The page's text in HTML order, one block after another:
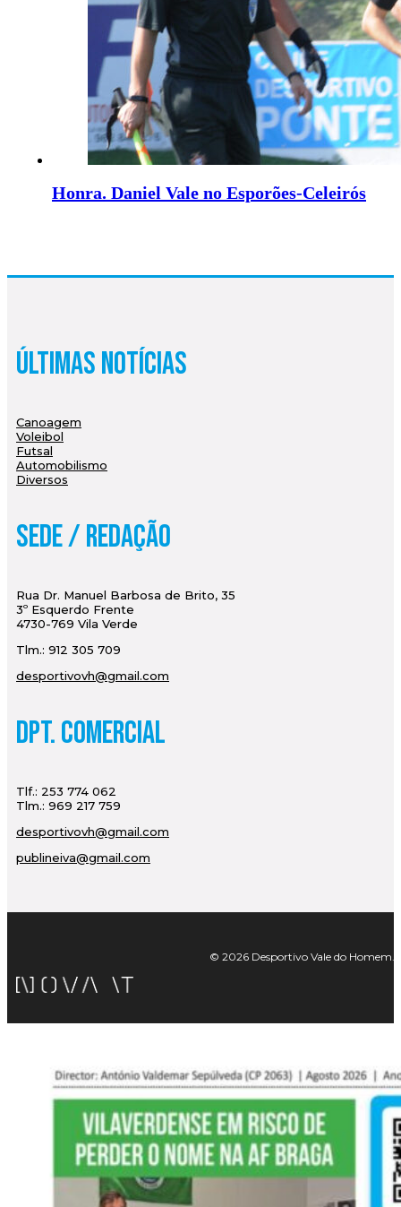
Honra. Daniel Vale no Esporões-Celeirós
Últimas Notícias
Canoagem
Voleibol
Futsal
Automobilismo
Diversos
Sede / Redação
Rua Dr. Manuel Barbosa de Brito, 35
3º Esquerdo Frente
4730-769 Vila Verde
Tlm.: 912 305 709
desportivovh@gmail.com
Dpt. Comercial
Tlf.: 253 774 062
Tlm.: 969 217 759
desportivovh@gmail.com
publineiva@gmail.com
© 2026 Desportivo Vale do Homem.